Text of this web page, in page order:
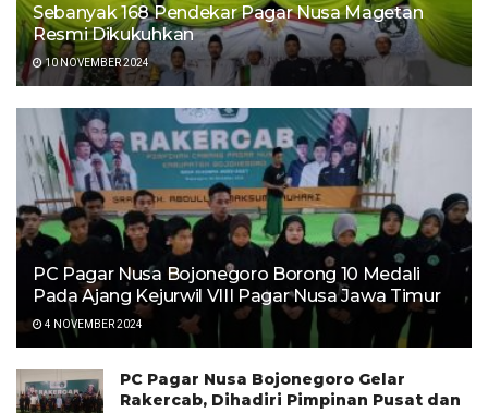
Sebanyak 168 Pendekar Pagar Nusa Magetan
Resmi Dikukuhkan
10 NOVEMBER 2024
PC Pagar Nusa Bojonegoro Borong 10 Medali
Pada Ajang Kejurwil VIII Pagar Nusa Jawa Timur
4 NOVEMBER 2024
PC Pagar Nusa Bojonegoro Gelar
Rakercab, Dihadiri Pimpinan Pusat dan